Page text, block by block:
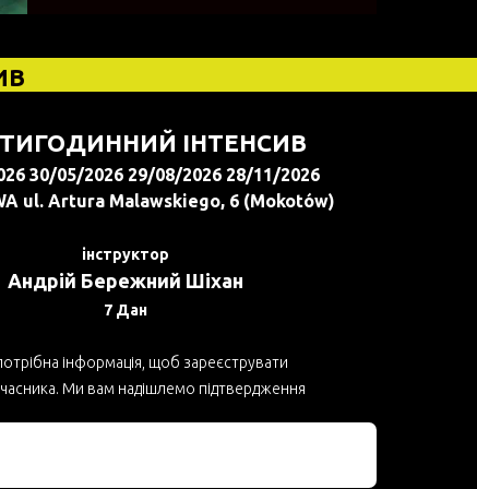
ІНТЕНСИВ
30/05/2026 29/08/2026 28/11/2026
ul. Artura Malawskiego, 6 (Mokotów)
інструктор
Андрій Бережний Шіхан
7 Дан
інформація, щоб зареєструвати
Ми вам надішлемо підтвердження